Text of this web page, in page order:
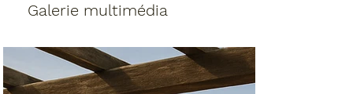
Galerie multimédia